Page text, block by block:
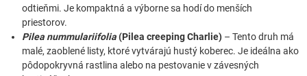
odtieňmi. Je kompaktná a výborne sa hodí do menších
priestorov.
Pilea nummulariifolia(Pilea creeping Charlie) – Tento druh má
malé, zaoblené listy, ktoré vytvárajú hustý koberec. Je ideálna ako
pôdopokryvná rastlina alebo na pestovanie v závesných